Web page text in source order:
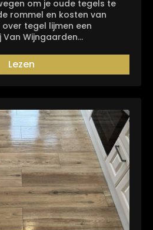
om je oude tegels te
rommel en kosten van
tegel lijmen een
Van Wijngaarden…
Lezen